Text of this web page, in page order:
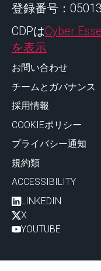
登録番号：
CDPはCyber
を表示
お問い合わせ
チームとガバナンス
採用情報
COOKIEポリシー
プライバシー通知
規約類
ACCESSIBILITY
LINKEDIN
X
YOUTUBE